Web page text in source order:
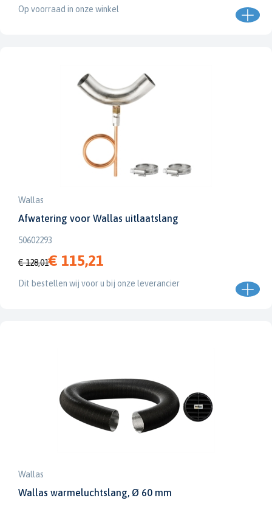
Op voorraad in onze winkel
Wallas
Afwatering voor Wallas uitlaatslang
50602293
€ 128,01€ 115,21
Dit bestellen wij voor u bij onze leverancier
Wallas
Wallas warmeluchtslang, Ø 60 mm